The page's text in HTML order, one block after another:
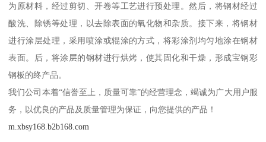
为原材料，经过剪切、开卷等工艺进行预处理。然后，将钢材经过
酸洗、除锈等处理，以去除表面的氧化物和杂质。接下来，将钢材
进行涂层处理，采用喷涂或辊涂的方式，将彩涂剂均匀地涂在钢材
表面。后，将涂层的钢材进行烘烤，使其固化和干燥，形成宝钢彩
钢板的终产品。
我们公司本着“信誉至上，质量可靠”的经营理念，竭诚为广大用户服
务，以优良的产品及质量管理为保证，向您提供的产品！
m.xbsy168.b2b168.com